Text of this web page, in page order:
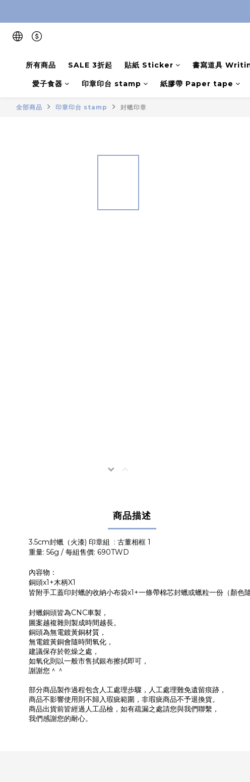
所有商品
SALE 3折起 貼紙 Sticker 書寫道具
愛子食器 印章印台 stamp 紙膠帶 Paper tape
全部商品 印章印台 stamp 封蠟印章
商品描述
3.5cm封蠟（火漆) 印章組 : 古董相框 1
重量: 56g / 每組售價: 690TWD
內容物：
銅頭x1+木柄X1
皆附手工蓋印封蠟的收納小布袋x1+一條帶棉芯封蠟或蠟粒一份（顏色隨
封蠟銅頭皆為CNC車製，
圖案越複雜則製成時間越長。
銅頭為無電鍍黃銅材質，
無電鍍黃銅會隨時間氧化，
建議保存於乾燥之處，
如氧化則以一般市售拭銀布擦拭即可，
謝謝您＾＾
部分商品製作過程包含人工處理步驟，人工處理難免遺留痕跡，
商品不影響使用則不歸入瑕疵範圍，非瑕疵商品不予退換貨。
商品出貨前皆經過人工品檢，如有疏漏之處請您與我們聯繫，
我們感謝您的耐心。